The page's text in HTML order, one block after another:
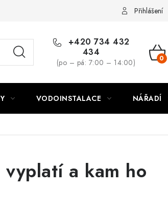
Moje
Přihlášení
+420 734 432
434
(po – pá: 7:00 – 14:00)
VODOINSTALACE NÁŘADÍ
a kam ho